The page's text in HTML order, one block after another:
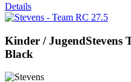
Details
Kinder / JugendStevens
Black